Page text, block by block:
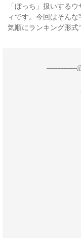
「ぼっち」扱いする
ィです。今回はそん
気順にランキング形式